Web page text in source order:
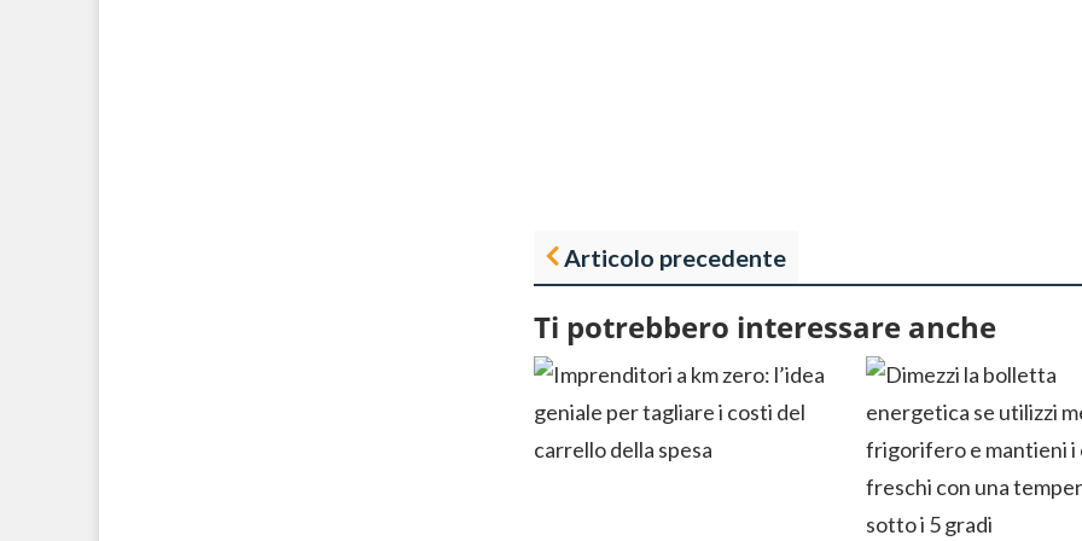
Articolo precedente
Ti potrebbero interessare anche